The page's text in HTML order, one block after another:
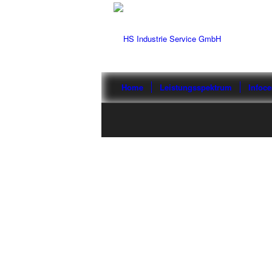
Home Leistungsspektrum